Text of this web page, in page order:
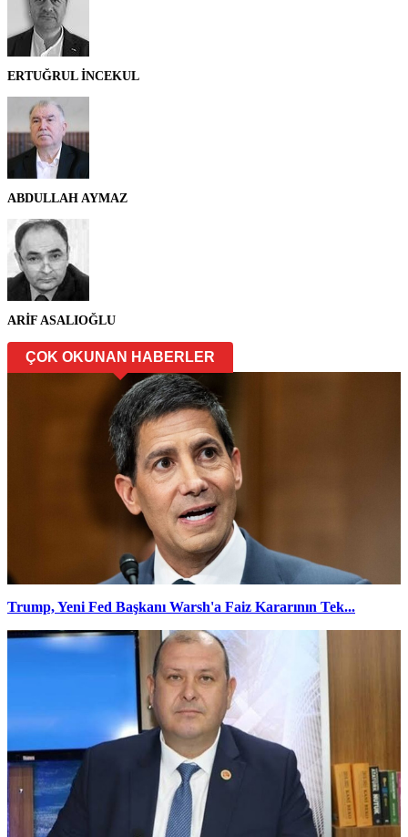
ERTUĞRUL İNCEKUL
ABDULLAH AYMAZ
ARİF ASALIOĞLU
ÇOK OKUNAN HABERLER
Trump, Yeni Fed Başkanı Warsh'a Faiz Kararının Tek...